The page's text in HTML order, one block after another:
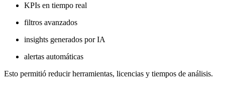
KPIs en tiempo real
filtros avanzados
insights generados por IA
alertas automáticas
Esto permitió reducir herramientas, licencias y tiempos de análisis.